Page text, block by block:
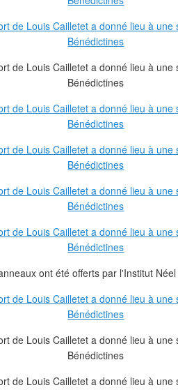
ont été offerts par l'Institut